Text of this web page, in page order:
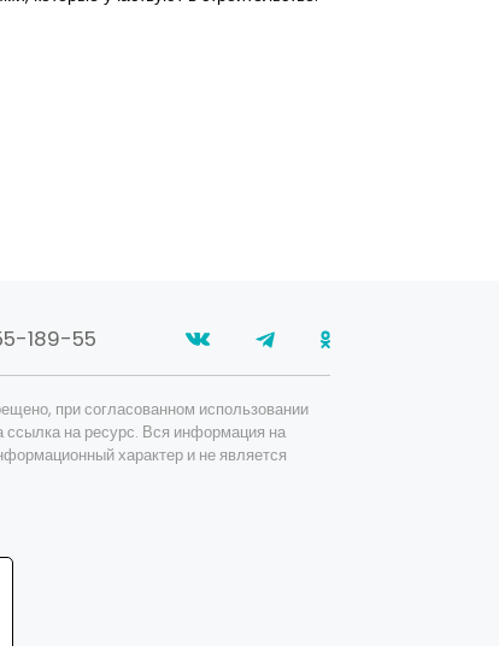
189-55
при согласованном использовании
ссылка на ресурс. Вся информация на
характер и не является